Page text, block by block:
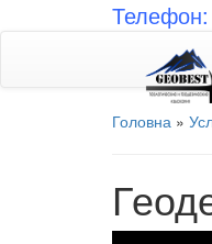
Головна »